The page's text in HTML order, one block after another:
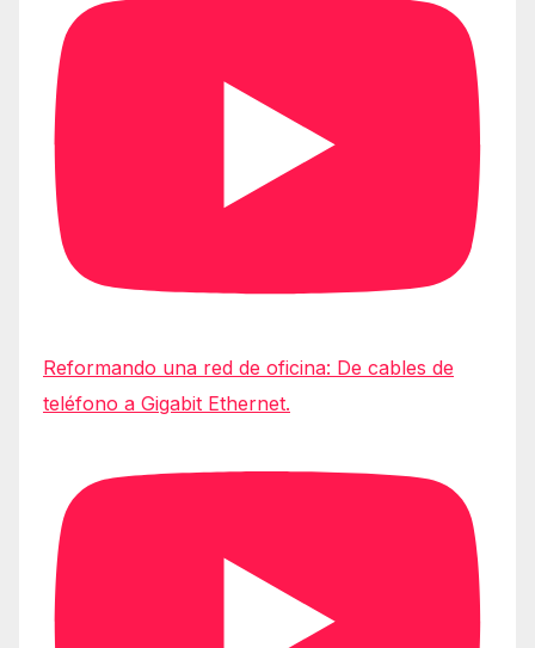
Reformando una red de oficina: De cables de
teléfono a Gigabit Ethernet.